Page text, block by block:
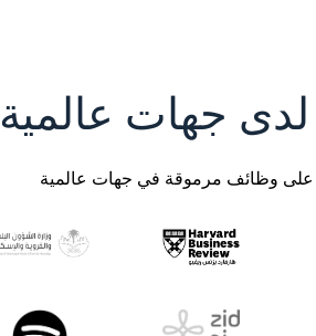
جهات عالمية
على وظائف مرموقة في جهات عالمية